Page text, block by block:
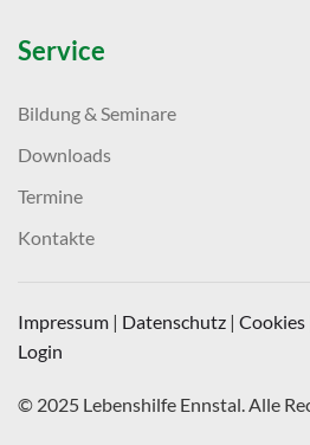
Service
Bildung & Seminare
Downloads
Termine
Kontakte
© 2025 Lebenshilfe Ennstal. Alle
Impressum | Datenschutz | Cookies
Login